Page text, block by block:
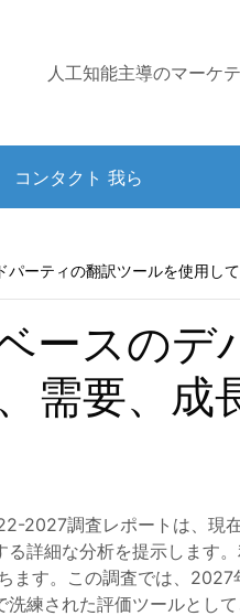
人工知能主導のマーケ
コンタクト 我ら
ーティの翻訳ツールを使用し
ースのデ
需要、
2027調査レポートは、現
詳細な分析を提示します
ます。この調査では、
練された評価ツールとし